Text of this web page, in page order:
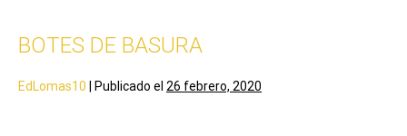
BOTES DE BASURA
EdLomas10 | Publicado el 26 febrero, 2020